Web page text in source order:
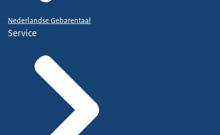
Nederlandse Gebarentaal
Service